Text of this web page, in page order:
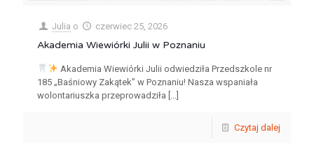
Julia o czerwiec 25, 2026
Akademia Wiewiórki Julii w Poznaniu
Akademia Wiewiórki Julii odwiedziła Przedszkole nr
185 „Baśniowy Zakątek” w Poznaniu! Nasza wspaniała
wolontariuszka przeprowadziła […]
Czytaj dalej